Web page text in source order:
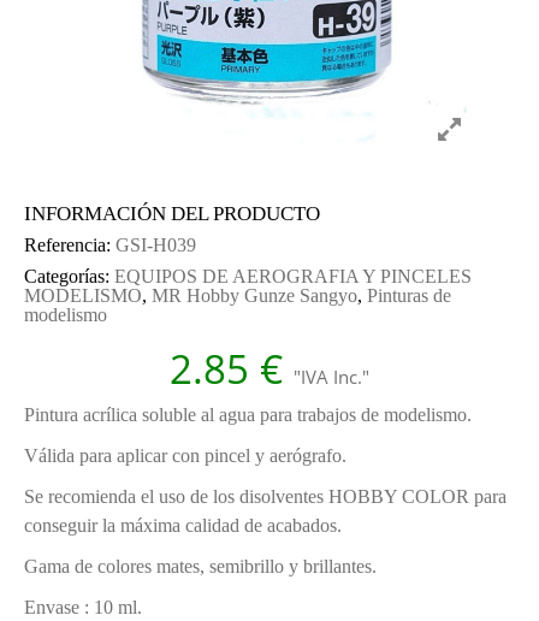
INFORMACIÓN DEL PRODUCTO
Referencia: GSI-H039
Categorías: EQUIPOS DE AEROGRAFIA Y PINCELES
MODELISMO, MR Hobby Gunze Sangyo, Pinturas de
modelismo
2.85 € "IVA Inc."
Pintura acrílica soluble al agua para trabajos de modelismo.
Válida para aplicar con pincel y aerógrafo.
Se recomienda el uso de los disolventes HOBBY COLOR para
conseguir la máxima calidad de acabados.
Gama de colores mates, semibrillo y brillantes.
Envase : 10 ml.